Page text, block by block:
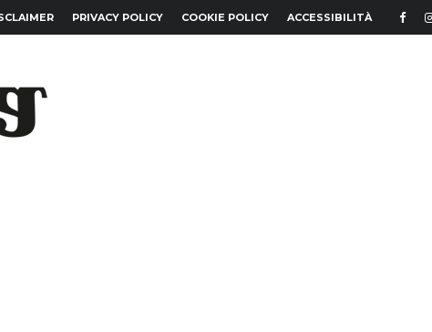
PRIVACY POLICY COOKIE POLICY ACCESSIBILITÀ